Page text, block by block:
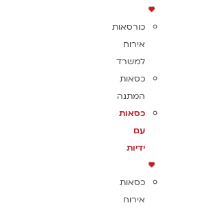
כורסאות
אירוח
למשרד
כסאות
המתנה
כסאות
עם
ידיות
כסאות
אירוח